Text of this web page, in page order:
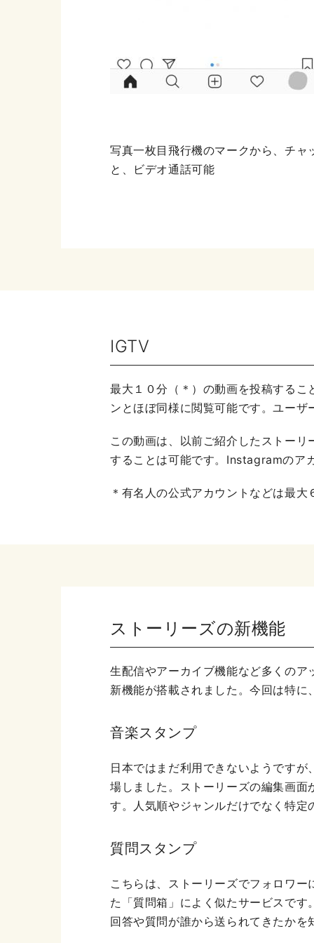
写真一枚目飛行機のマークから、チ
と、ビデオ通話可能
IGTV
最大１０分（＊）の動画を投稿する
ンとほぼ同様に閲覧可能です。ユー
この動画は、以前ご紹介したストー
することは可能です。Instagramのア
＊有名人の公式アカウントなどは最
ストーリーズの新機能
生配信やアーカイブ機能など多くの
新機能が搭載されました。今回は特
音楽スタンプ
日本ではまだ利用できないようです
場しました。ストーリーズの編集画
す。人気順やジャンルだけでなく特
質問スタンプ
こちらは、ストーリーズでフォロワ
た「質問箱」によく似たサービスで
回答や質問が誰から送られてきたかを